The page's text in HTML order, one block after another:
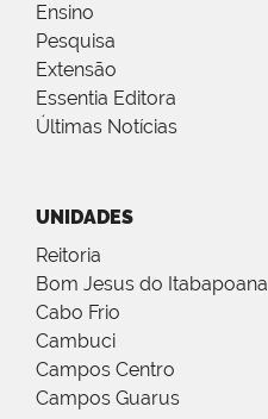
Ensino
Pesquisa
Extensão
Essentia Editora
Últimas Notícias
UNIDADES
Reitoria
Bom Jesus do Itabapoana
Cabo Frio
Cambuci
Campos Centro
Campos Guarus